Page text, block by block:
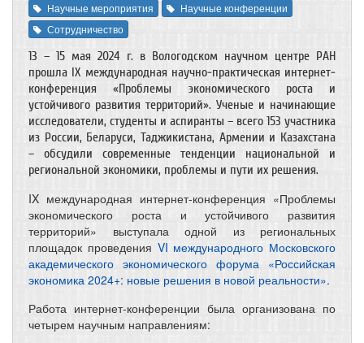
Научные мероприятия
Научные конференции
Сотрудничество
13 – 15 мая 2024 г. в Вологодском научном центре РАН
прошла IX международная научно-практическая интернет-
конференция «Проблемы экономического роста и
устойчивого развития территорий». Ученые и начинающие
исследователи, студенты и аспиранты – всего 153 участника
из России, Беларуси, Таджикистана, Армении и Казахстана
– обсудили современные тенденции национальной и
региональной экономики, проблемы и пути их решения.
IX международная интернет-конференция «Проблемы
экономического роста и устойчивого развития
территорий» выступала одной из региональных
площадок проведения VI международного Московского
академического экономического форума «Российская
экономика 2024+: новые решения в новой реальности».
Работа интернет-конференции была организована по
четырем научным направлениям: